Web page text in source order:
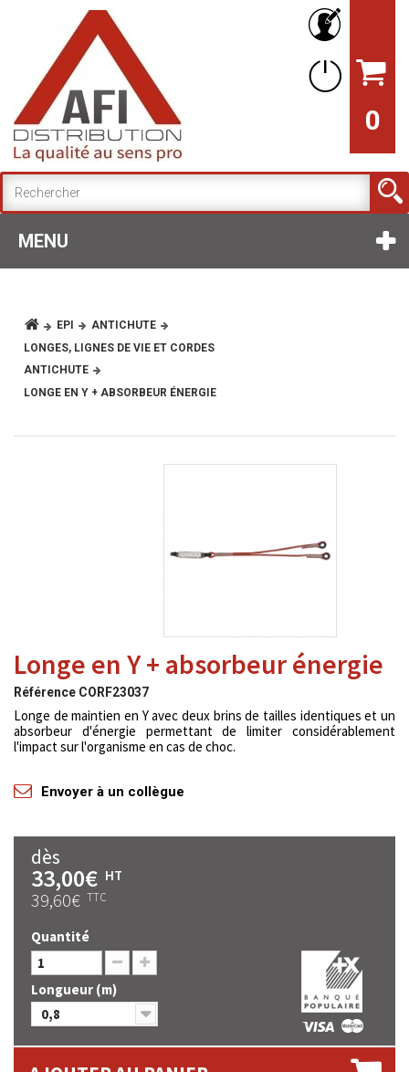
0
MENU
EPI
ANTICHUTE
LONGES, LIGNES DE VIE ET CORDES
ANTICHUTE
LONGE EN Y + ABSORBEUR ÉNERGIE
Longe en Y + absorbeur énergie
Référence CORF23037
Longe de maintien en Y avec deux brins de tailles identiques et un
absorbeur d'énergie permettant de limiter considérablement
l'impact sur l'organisme en cas de choc.
Envoyer à un collègue
dès
33,00€ HT
39,60€ TTC
Quantité
Longueur (m)
0,8